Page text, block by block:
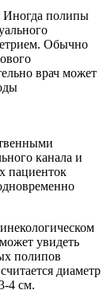
Иногда полипы
Обычно
врач может
канала и
пациенток
увидеть
полипов
диаметр
4 см.